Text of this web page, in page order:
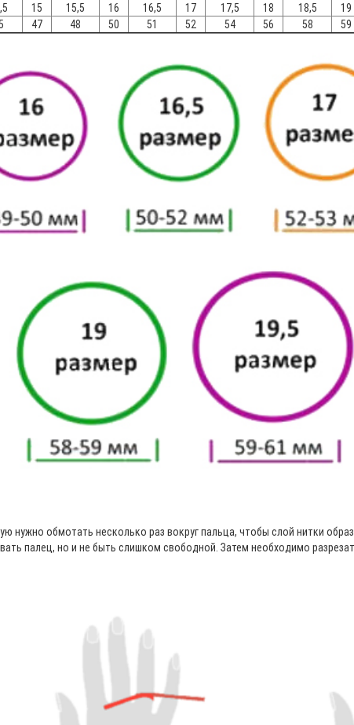
15 15,5 16 16,5 17 17,5 18 18,5 19
47 48 50 51 52 54 56 58 59
обмотать несколько раз вокруг пальца, чтобы слой нитки
палец, но и не быть слишком свободной. Затем необходимо